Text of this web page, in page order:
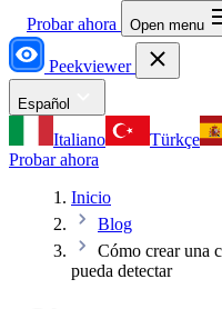
Probar ahora
Open menu
Peekviewer
Español
Italiano Türkçe
Probar ahora
Inicio
Blog
Cómo crear una
pueda detectar